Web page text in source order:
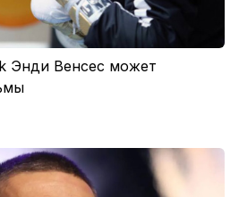
Энди Венсес может